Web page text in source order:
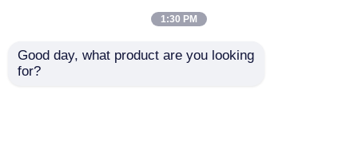
1:30 PM
Good day, what product are you looking
for?